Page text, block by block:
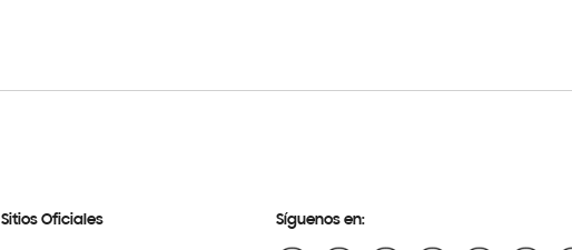
Sitios Oficiales Síguenos en: